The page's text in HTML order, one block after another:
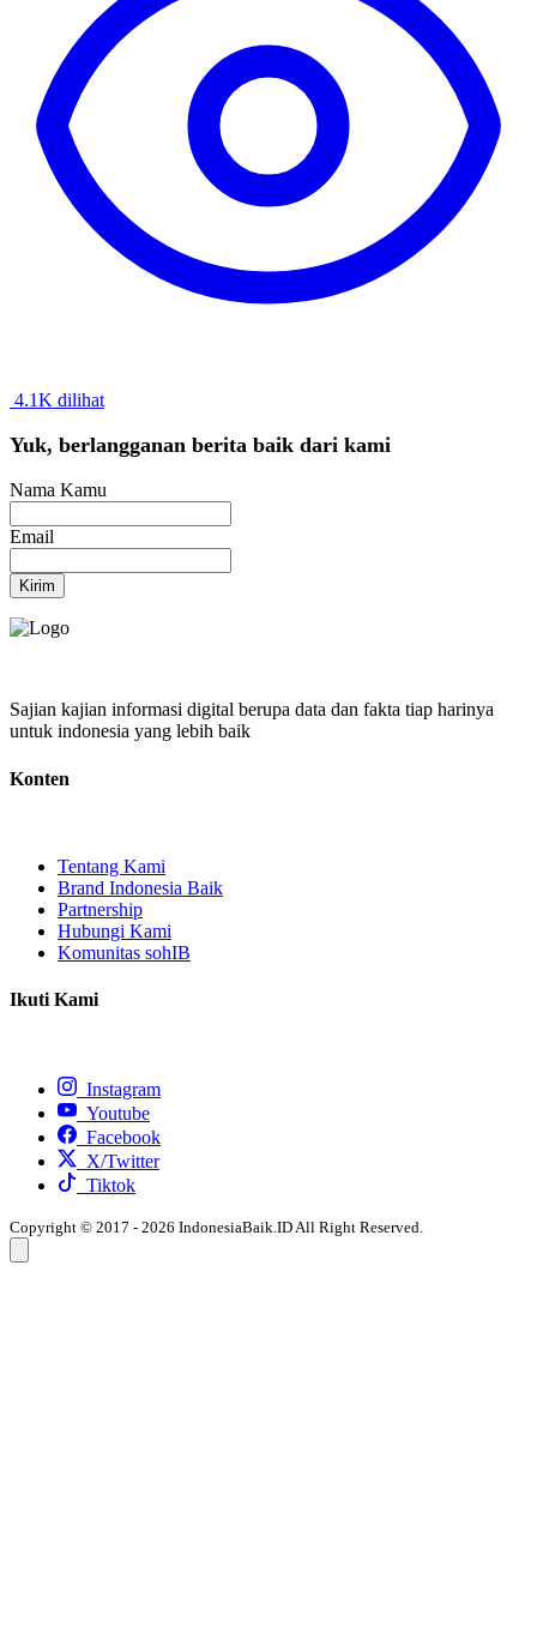
4.1K dilihat
Yuk, berlangganan berita baik dari kami
Nama Kamu
Email
Kirim
Sajian kajian informasi digital berupa data dan fakta tiap harinya
untuk indonesia yang lebih baik
Konten
Tentang Kami
Brand Indonesia Baik
Partnership
Hubungi Kami
Komunitas sohIB
Ikuti Kami
Instagram
Youtube
Facebook
X/Twitter
Tiktok
Copyright © 2017 - 2026 IndonesiaBaik.ID All Right Reserved.